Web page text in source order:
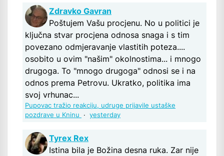
Zdravko Gavran
Poštujem Vašu procjenu. No u politici je
ključna stvar procjena odnosa snaga i s tim
povezano odmjeravanje vlastitih poteza....
osobito u ovim "našim" okolnostima... i mnogo
drugoga. To "mnogo drugoga" odnosi se i na
odnos prema Petrovu. Ukratko, politika ima
svoj vrhunac...
Pupovac tražio reakciju, udruge prijavile ustaške
pozdrave u Kninu
· yesterday
Tyrex Rex
Istina bila je Božina desna ruka. Zar nije